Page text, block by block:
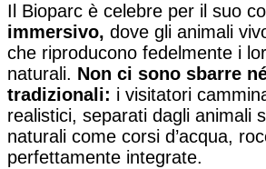
Il Bioparc è celebre per il suo
immersivo, dove gli animali
che riproducono fedelmente i
naturali. Non ci sono sbarre
tradizionali: i visitatori
realistici, separati dagli animali
naturali come corsi d’acqua,
perfettamente integrate.